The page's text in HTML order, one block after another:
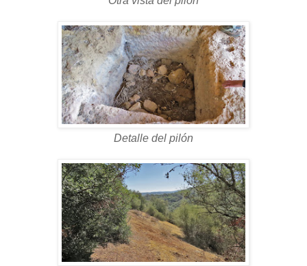
Detalle del pilón